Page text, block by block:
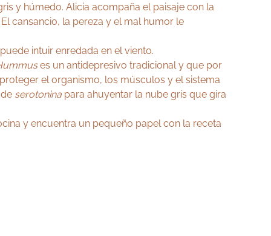
y húmedo. Alicia acompaña el paisaje con la
cansancio, la pereza y el mal humor le
intuir enredada en el viento.
es un antidepresivo tradicional y que por
el organismo, los músculos y el sistema
serotonina para ahuyentar la nube gris que gira
y encuentra un pequeño papel con la receta